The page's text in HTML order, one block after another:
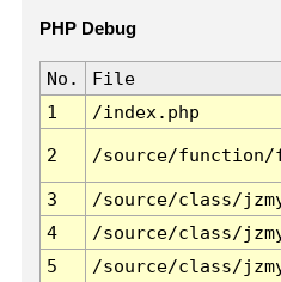
PHP Debug
No. File
1
/index.php
2 /source/function/
3 /source/class/
4
/source/class/
5
/source/class/